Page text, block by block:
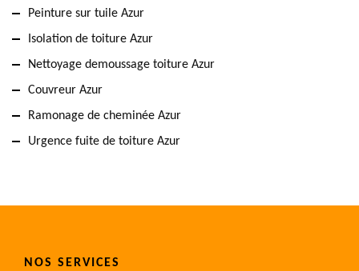
Peinture sur tuile Azur
Isolation de toiture Azur
Nettoyage demoussage toiture Azur
Couvreur Azur
Ramonage de cheminée Azur
Urgence fuite de toiture Azur
NOS SERVICES